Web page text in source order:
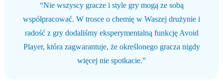
“Nie wszyscy gracze i style gry mogą ze sobą
współpracować. W trosce o chemię w Waszej drużynie i
radość z gry dodaliśmy eksperymentalną funkcję Avoid
Player, która zagwarantuje, że określonego gracza nigdy
więcej nie spotkacie.”